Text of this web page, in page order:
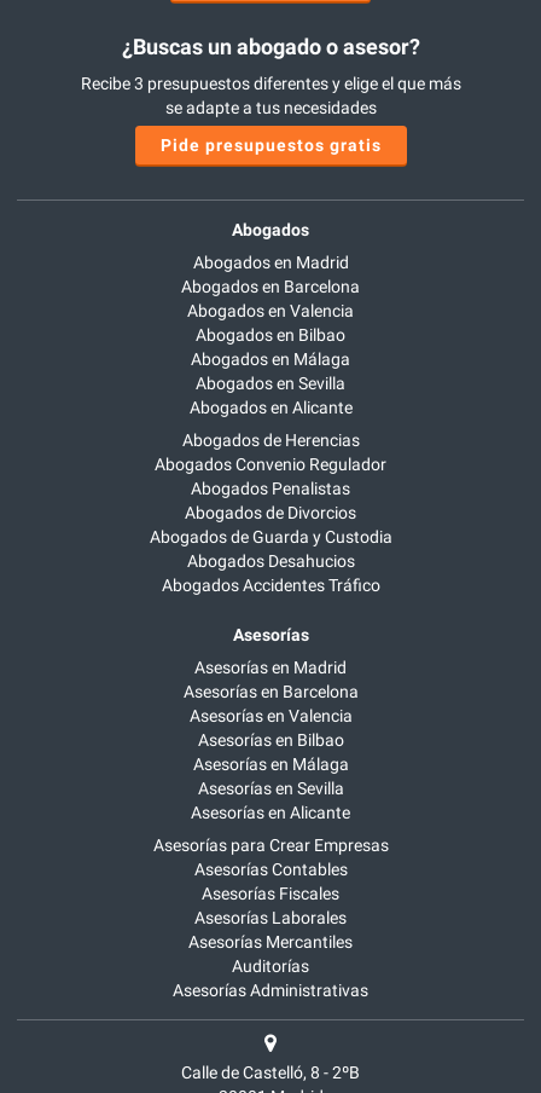
¿Buscas un abogado o asesor?
Recibe 3 presupuestos diferentes y elige el que más
se adapte a tus necesidades
Pide presupuestos gratis
Abogados
Abogados en Madrid
Abogados en Barcelona
Abogados en Valencia
Abogados en Bilbao
Abogados en Málaga
Abogados en Sevilla
Abogados en Alicante
Abogados de Herencias
Abogados Convenio Regulador
Abogados Penalistas
Abogados de Divorcios
Abogados de Guarda y Custodia
Abogados Desahucios
Abogados Accidentes Tráfico
Asesorías
Asesorías en Madrid
Asesorías en Barcelona
Asesorías en Valencia
Asesorías en Bilbao
Asesorías en Málaga
Asesorías en Sevilla
Asesorías en Alicante
Asesorías para Crear Empresas
Asesorías Contables
Asesorías Fiscales
Asesorías Laborales
Asesorías Mercantiles
Auditorías
Asesorías Administrativas
Calle de Castelló, 8 - 2ºB